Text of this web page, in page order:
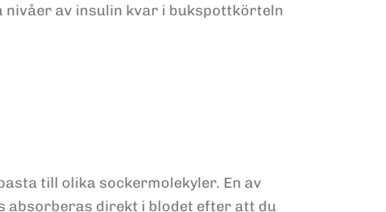
av insulin kvar i bukspottkörteln
till olika sockermolekyler. En av
absorberas direkt i blodet efter att du